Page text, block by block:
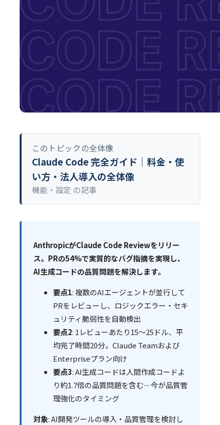
このトピックの全体像
Claude Code 完全ガイド｜料金・使
い方・法人導入の全体像
機能・設定 の記事
AnthropicがClaude Code Reviewをリリー
ス。PRの54%で実質的なバグ指摘を実現し、
AI生成コードの品質問題を解決します。
要点1: 複数のAIエージェントが並行して
PRをレビューし、ロジックエラー・セキ
ュリティ脆弱性を自動検出
要点2: 1レビューあたり15〜25ドル、平
均完了時間20分。Claude Teamおよび
Enterpriseプラン向け
要点3: AI生成コードは人間作成コードよ
り約1.7倍の品質問題を含む—今が品質管
理強化のタイミング
対象: AI開発ツールの導入・品質管理を検討し